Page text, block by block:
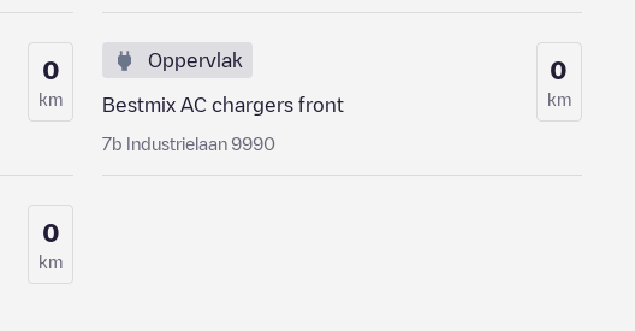
0
km
Oppervlak
Bestmix AC chargers front
7b Industrielaan 9990
0
km
0
km